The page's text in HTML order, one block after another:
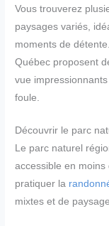
Vous trouverez
paysages variés,
moments de
Québec proposent
vue
foule.
Découvrir le parc
Le parc naturel
accessible en moins
pratiquer la
mixtes et de